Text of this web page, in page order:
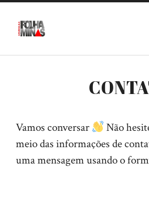
Vamos conversar
Não
meio das informações de
uma mensagem usando o